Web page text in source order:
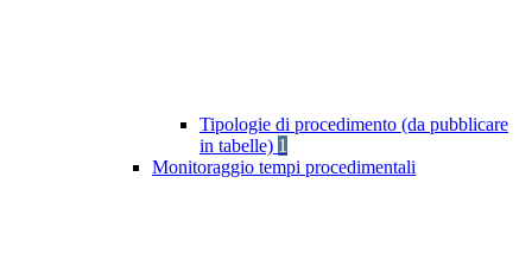
Tipologie di procedimento (da pubblicare
in tabelle) 1
Monitoraggio tempi procedimentali